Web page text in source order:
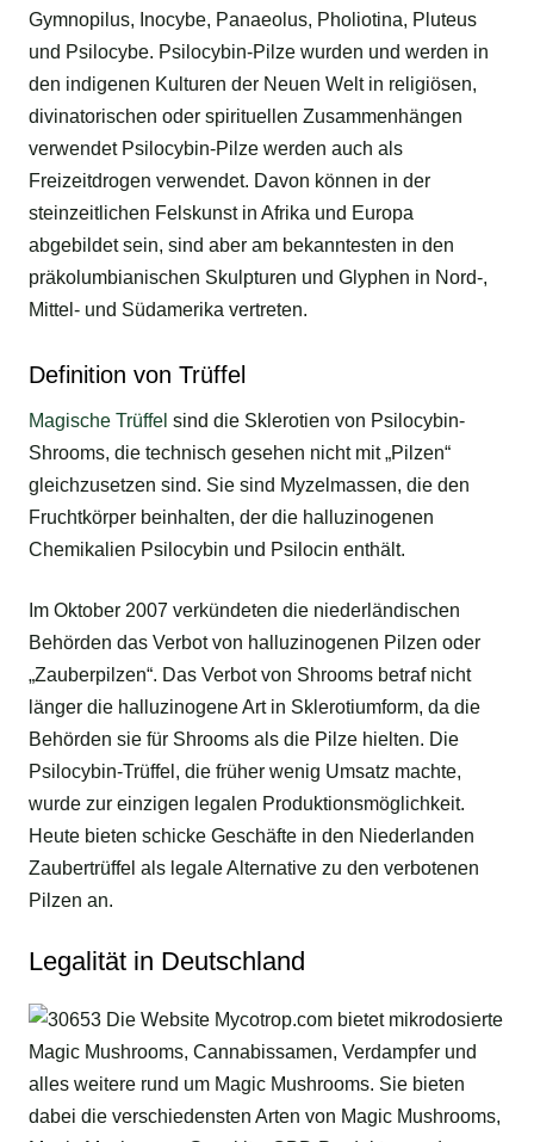
Gymnopilus, Inocybe, Panaeolus, Pholiotina, Pluteus
und Psilocybe. Psilocybin-Pilze wurden und werden in
den indigenen Kulturen der Neuen Welt in religiösen,
divinatorischen oder spirituellen Zusammenhängen
verwendet Psilocybin-Pilze werden auch als
Freizeitdrogen verwendet. Davon können in der
steinzeitlichen Felskunst in Afrika und Europa
abgebildet sein, sind aber am bekanntesten in den
präkolumbianischen Skulpturen und Glyphen in Nord-,
Mittel- und Südamerika vertreten.
Definition von Trüffel
Magische Trüffel sind die Sklerotien von Psilocybin-
Shrooms, die technisch gesehen nicht mit „Pilzen“
gleichzusetzen sind. Sie sind Myzelmassen, die den
Fruchtkörper beinhalten, der die halluzinogenen
Chemikalien Psilocybin und Psilocin enthält.
Im Oktober 2007 verkündeten die niederländischen
Behörden das Verbot von halluzinogenen Pilzen oder
„Zauberpilzen“. Das Verbot von Shrooms betraf nicht
länger die halluzinogene Art in Sklerotiumform, da die
Behörden sie für Shrooms als die Pilze hielten. Die
Psilocybin-Trüffel, die früher wenig Umsatz machte,
wurde zur einzigen legalen Produktionsmöglichkeit.
Heute bieten schicke Geschäfte in den Niederlanden
Zaubertrüffel als legale Alternative zu den verbotenen
Pilzen an.
Legalität in Deutschland